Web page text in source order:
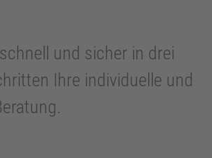
und sicher in drei
Ihre individuelle und